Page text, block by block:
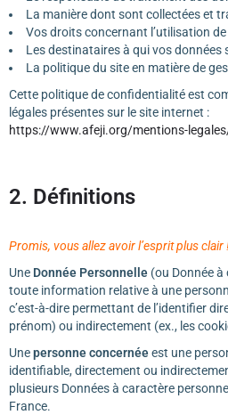
La manière dont sont collectées et
Vos droits concernant l’utilisation
Les destinataires à qui vos données
La politique du site en matière de
Cette politique de confidentialité est
légales présentes sur le site internet :
https://www.afeji.org/mentions-
2. Définitions
Promis, vous allez avoir l’esprit plus clair
Une Donnée Personnelle (ou Donnée
toute information relative à une
c’est-à-dire permettant de l’identifier
prénom) ou indirectement (ex., les
Unepersonne concernéeest une
identifiable, directement ou
plusieurs Données à caractère
France.